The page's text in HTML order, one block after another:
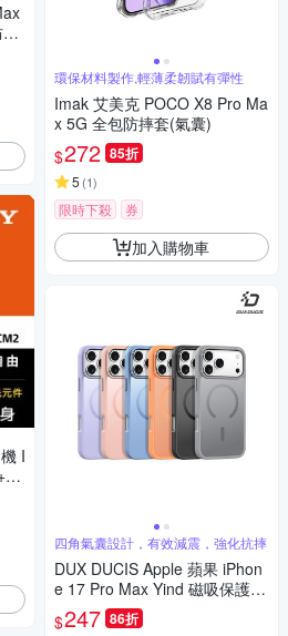
I
環保材料製作,輕薄柔韌賦有彈性
Imak 艾美克 POCO X8 Pro Ma
x 5G 全包防摔套(氣囊)
$272 85折
5 (1)
限時下殺 券
加入購物車
四角氣囊設計，有效減震，強化抗摔
DUX DUCIS Apple 蘋果 iPhon
e 17 Pro Max Yind 磁吸保護殼
(開口磁吸圈)
$247 86折